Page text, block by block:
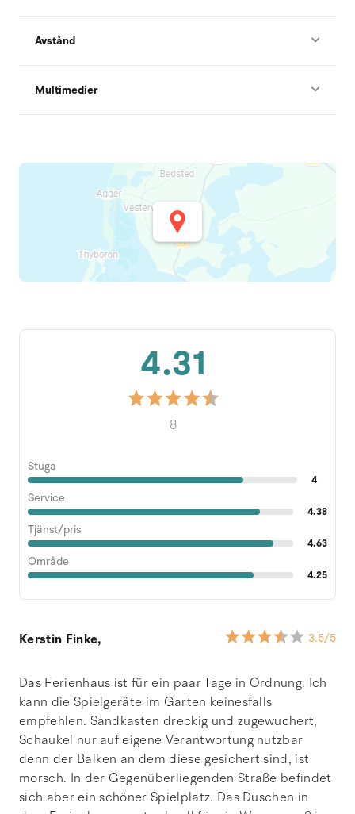
Avstånd
Multimedier
4.31
8
Stuga
4
Service
4.38
Tjänst/pris
4.63
Område
4.25
Kerstin Finke, 3.5/5
Das Ferienhaus ist für ein paar Tage in Ordnung. Ich
kann die Spielgeräte im Garten keinesfalls
empfehlen. Sandkasten dreckig und zugewuchert,
Schaukel nur auf eigene Verantwortung nutzbar
denn der Balken an dem diese gesichert sind, ist
morsch. In der Gegenüberliegenden Straße befindet
sich aber ein schöner Spielplatz. Das Duschen in